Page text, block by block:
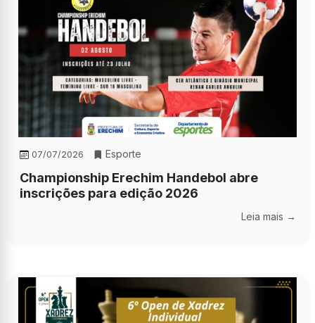
07/07/2026 Esporte
Championship Erechim Handebol abre
inscrições para edição 2026
Leia mais →